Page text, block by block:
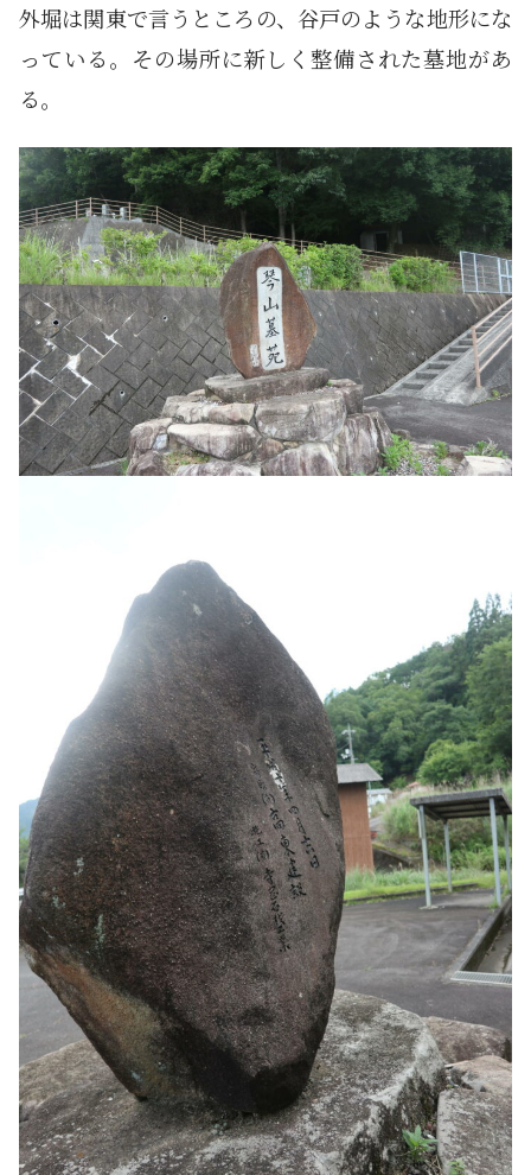
外堀は関東で言うところの、谷戸のような地形にな
っている。その場所に新しく整備された墓地があ
る。